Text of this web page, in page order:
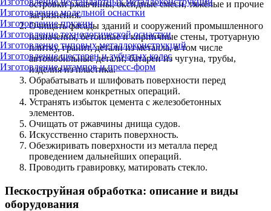
Изготовление модельной оснастки
Изготовление пружин
Изготовление технологической оснастки
Изготовление типовых металлоконструкций
Изготовление шестерен и зубчатых колес
Изготовление штампов и пресс-форм
островки ржавчины, оксидные смеси, тяжёлые и прочие
загрязнения.
Очищать фасады зданий и сооружений промышленного
назначения, бетонные и кирпичные стены, тротуарную
плитку, гранит, детали из металла, в том числе
автомобильные детали, батареи из чугуна, трубы,
изделия из пластика.
Обрабатывать и шлифовать поверхности перед
проведением конкретных операций.
Устранять избыток цемента с железобетонных
элементов.
Очищать от ржавчины днища судов.
Искусственно старить поверхность.
Обезжиривать поверхности из металла перед
проведением дальнейших операций.
Проводить гравировку, матировать стекло.
Пескоструйная обработка: описание и виды
оборудования